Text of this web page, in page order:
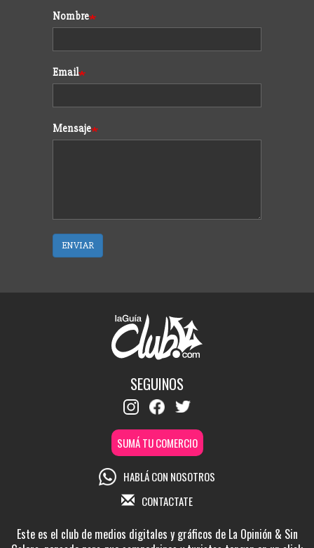
Formulario
Nombre
Email
Mensaje
ENVIAR
SEGUINOS
SUMÁ TU COMERCIO
HABLÁ CON NOSOTROS
CONTACTATE
Este es el club de medios digitales y gráficos de La Opinión & Sin